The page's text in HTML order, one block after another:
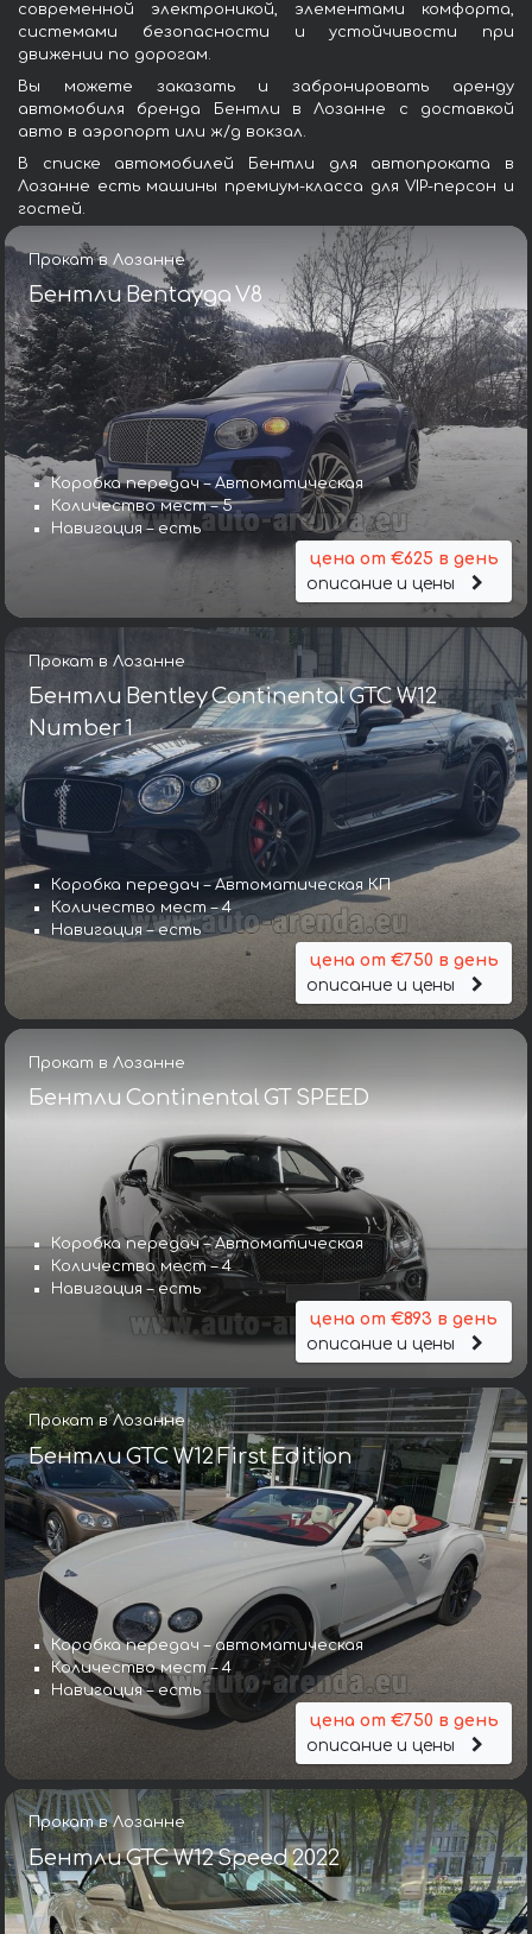
современной электроникой, элементами комфорта,
системами безопасности и устойчивости при
движении по дорогам.
Вы можете заказать и забронировать аренду
автомобиля бренда Бентли в Лозанне с доставкой
авто в аэропорт или ж/д вокзал.
В списке автомобилей Бентли для автопроката в
Лозанне есть машины премиум-класса для VIP-персон и
гостей.
Прокат в Лозанне
Бентли Bentayga V8
Коробка передач – Автоматическая
Количество мест – 5
Навигация – есть
цена от €625 в день
описание и цены
Прокат в Лозанне
Бентли Bentley Continental GTC W12
Number 1
Коробка передач – Автоматическая КП
Количество мест – 4
Навигация – есть
цена от €750 в день
описание и цены
Прокат в Лозанне
Бентли Continental GT SPEED
Коробка передач – Автоматическая
Количество мест – 4
Навигация – есть
цена от €893 в день
описание и цены
Прокат в Лозанне
Бентли GTC W12 First Edition
Коробка передач – автоматическая
Количество мест – 4
Навигация – есть
цена от €750 в день
описание и цены
Прокат в Лозанне
Бентли GTC W12 Speed 2022